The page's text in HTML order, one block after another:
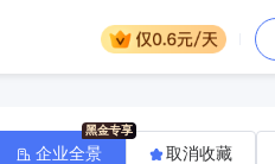
企业全景 取消收藏